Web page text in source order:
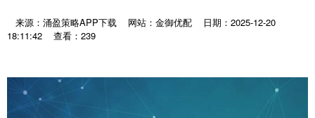
来源：涌盈策略APP下载 网站：金御优配
日期：2025-12-20
18:11:42
查看：239